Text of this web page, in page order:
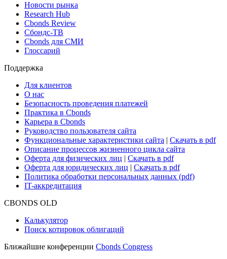
Новости рынка
Research Hub
Cbonds Review
Сбондс-ТВ
Cbonds для СМИ
Глоссарий
Поддержка
Для клиентов
О нас
Безопасность проведения платежей
Практика в Cbonds
Карьера в Cbonds
Руководство пользователя сайта
Функциональные характеристики сайта | Скачать в pdf
Описание процессов жизненного цикла сайта
Оферта для физических лиц | Скачать в pdf
Оферта для юридических лиц | Скачать в pdf
Политика обработки персональных данных (pdf)
IT-аккредитация
CBONDS OLD
Калькулятор
Поиск котировок облигаций
Ближайшие конференции Cbonds Congress